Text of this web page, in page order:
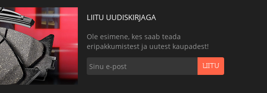
LIITU UUDISKIRJAGA
Ole esimene, kes saab teada
eripakkumistest ja uutest kaupadest!
LIITU